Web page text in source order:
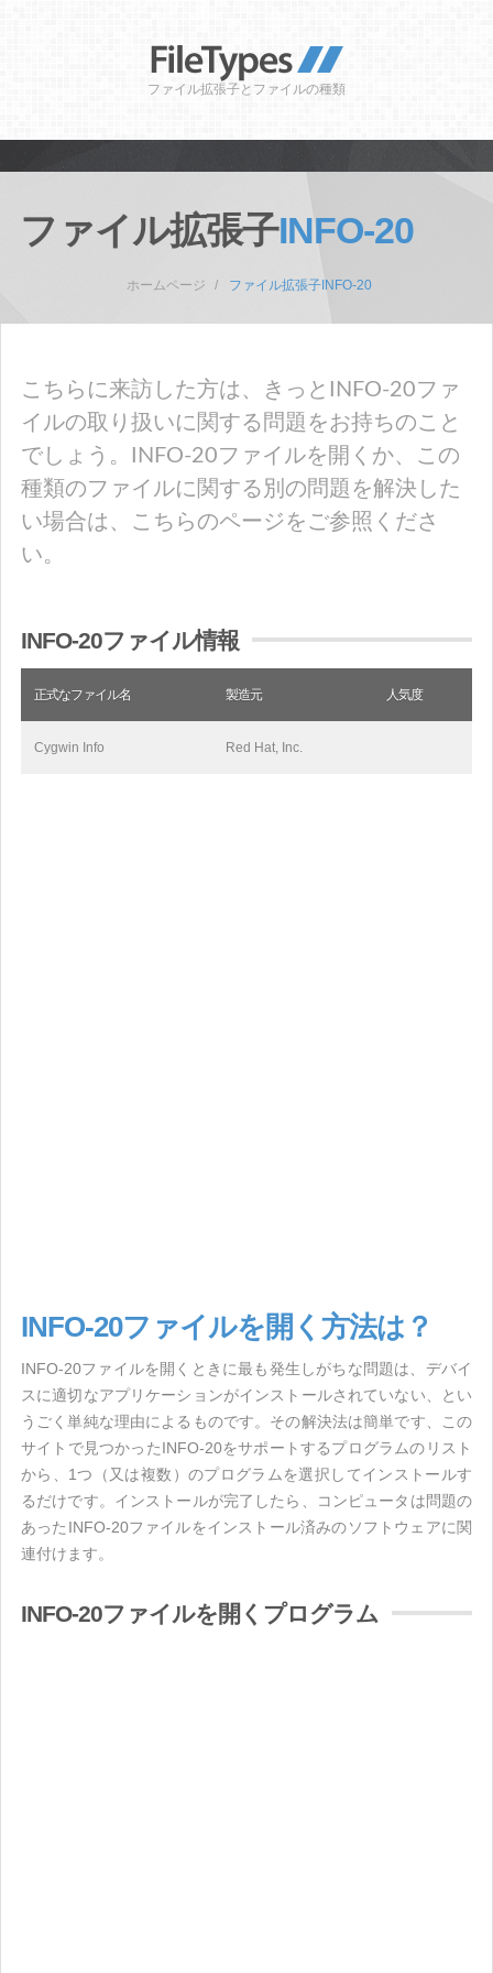
ファイル拡張子とファイルの種類
ファイル拡張子INFO-20
ホームページ ファイル拡張子INFO-20
こちらに来訪した方は、きっとINFO-20ファ
イルの取り扱いに関する問題をお持ちのこと
でしょう。INFO-20ファイルを開くか、この
種類のファイルに関する別の問題を解決した
い場合は、こちらのページをご参照くださ
い。
INFO-20ファイル情報
正式なファイル名 製造元 人気度
Cygwin Info Red Hat, Inc.
INFO-20ファイルを開く方法は？
INFO-20ファイルを開くときに最も発生しがちな問題は、デバイ
スに適切なアプリケーションがインストールされていない、とい
うごく単純な理由によるものです。その解決法は簡単です、この
サイトで見つかったINFO-20をサポートするプログラムのリスト
から、1つ（又は複数）のプログラムを選択してインストールす
るだけです。インストールが完了したら、コンピュータは問題の
あったINFO-20ファイルをインストール済みのソフトウェアに関
連付けます。
INFO-20ファイルを開くプログラム